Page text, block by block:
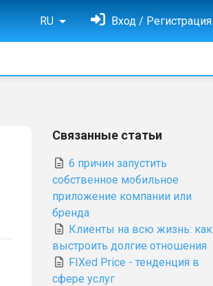
RU Вход / Регистрация
Связанные статьи
6 причин запустить
собственное мобильное
приложение компании или
бренда
Клиенты на всю жизнь: как
выстроить долгие отношения
FIXed Price - тенденция в
сфере услуг